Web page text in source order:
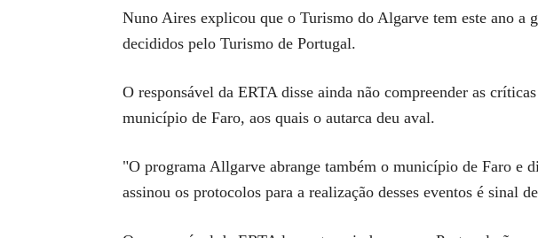
Nuno Aires explicou que o Turismo do Algarve tem este ano a
decididos pelo Turismo de Portugal.
O responsável da ERTA disse ainda não compreender as
município de Faro, aos quais o autarca deu aval.
"O programa Allgarve abrange também o município de Faro e
assinou os protocolos para a realização desses eventos é sinal